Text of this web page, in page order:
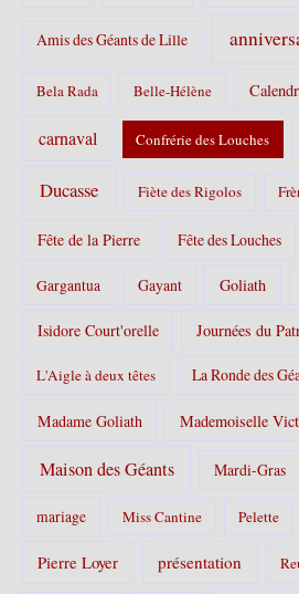
Amis des Géants de Lille
Bela Rada Belle-Hélène
carnaval Confrérie des Louches
Ducasse Fiète des Rigolos
Fête de la Pierre Fête des Louches
Gargantua Gayant Goliath
Isidore Court'orelle Journées du
L'Aigle à deux têtes La Ronde des
Madame Goliath Mademoiselle
Maison des Géants Mardi-Gras
mariage Miss Cantine Pelette
Pierre Loyer présentation